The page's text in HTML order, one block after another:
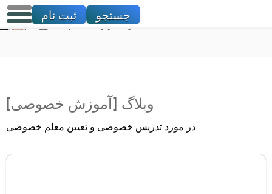
تدریس خصوصی
ثبت نام جستجو
وبلاگ [آموزش خصوصی]
در مورد تدریس خصوصی و تعیین معلم خصوصی